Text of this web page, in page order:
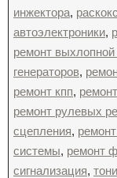
инжектора,
автоэлектроники,
ремонт
генераторов,
ремонт кпп,
ремонт рулевых
сцепления,
системы, ремонт
сигнализация,